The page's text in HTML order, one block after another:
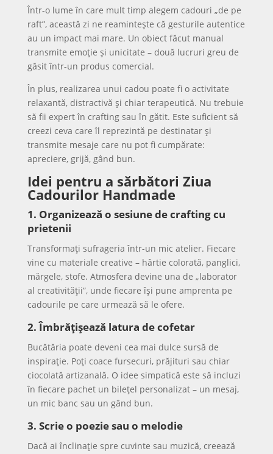
Într-o lume în care mult timp alegem cadouri „de pe
raft”, această zi ne reamintește că gesturile autentice
au un impact mai mare. Un obiect făcut manual
transmite emoție și unicitate – două lucruri greu de
găsit într-un produs comercial.
În plus, realizarea unui cadou poate fi o activitate
relaxantă, distractivă și chiar terapeutică. Nu trebuie
să fii expert în crafting sau în gătit. Este suficient să
creezi ceva care îl reprezintă pe destinatar și
transmite mesaje care nu pot fi cumpărate:
apreciere, grijă, gând bun.
Idei pentru a sărbători Ziua
Cadourilor Handmade
1. Organizează o sesiune de crafting cu
prietenii
Transformați sufrageria într-un mic atelier. Fiecare
vine cu materiale creative – hârtie colorată, panglici,
mărgele, stofe. Atmosfera devine una de „laborator
al creativității”, unde fiecare își pune amprenta pe
cadourile pe care urmează să le ofere.
2. Îmbrățișează latura de cofetar
Bucătăria poate deveni cea mai dulce sursă de
inspirație. Poți coace fursecuri, prăjituri sau chiar
ciocolată artizanală. O idee simpatică este să incluzi
în fiecare pachet un bilețel personalizat – un mesaj,
un mic banc sau un gând bun.
3. Scrie o poezie sau o melodie
Dacă ai înclinație spre cuvinte sau muzică, creează